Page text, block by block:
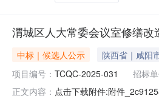
渭城区人大常委会议室修缮
中标｜候选人公示 陕西省｜咸阳
项目编号： TCQC-2025-031 招标单
正文内容： 点击下载附件:附件